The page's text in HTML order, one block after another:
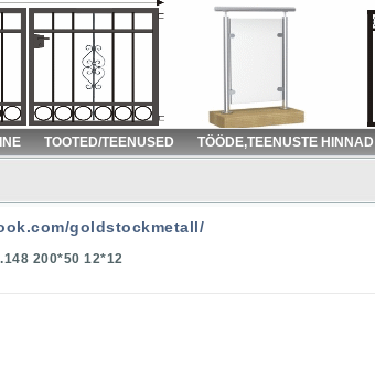
TOOTED/TEENUSED TÖÖDE,TEENUSTE HINNAD
goldstockmetall/
200*50 12*12